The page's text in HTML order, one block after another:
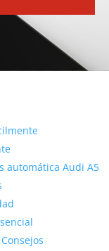
automática Audi A5